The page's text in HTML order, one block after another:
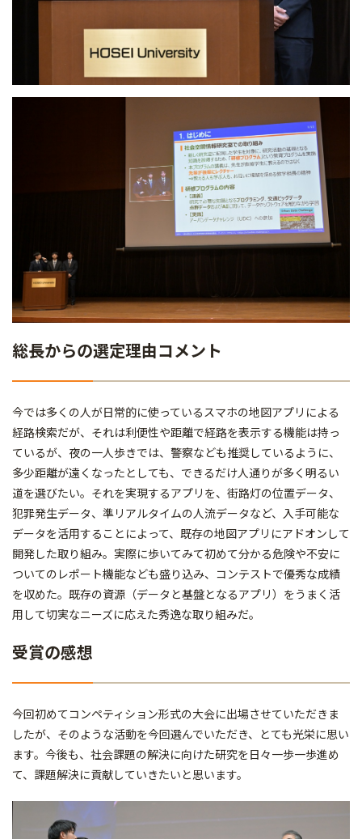
総長からの選定理由コメント
今では多くの人が日常的に使っているスマホの地図アプリによる
経路検索だが、それは利便性や距離で経路を表示する機能は持っ
ているが、夜の一人歩きでは、警察なども推奨しているように、
多少距離が遠くなったとしても、できるだけ人通りが多く明るい
道を選びたい。それを実現するアプリを、街路灯の位置データ、
犯罪発生データ、準リアルタイムの人流データなど、入手可能な
データを活用することによって、既存の地図アプリにアドオンして
開発した取り組み。実際に歩いてみて初めて分かる危険や不安に
ついてのレポート機能なども盛り込み、コンテストで優秀な成績
を収めた。既存の資源（データと基盤となるアプリ）をうまく活
用して切実なニーズに応えた秀逸な取り組みだ。
受賞の感想
今回初めてコンペティション形式の大会に出場させていただきま
したが、そのような活動を今回選んでいただき、とても光栄に思い
ます。今後も、社会課題の解決に向けた研究を日々一歩一歩進め
て、課題解決に貢献していきたいと思います。